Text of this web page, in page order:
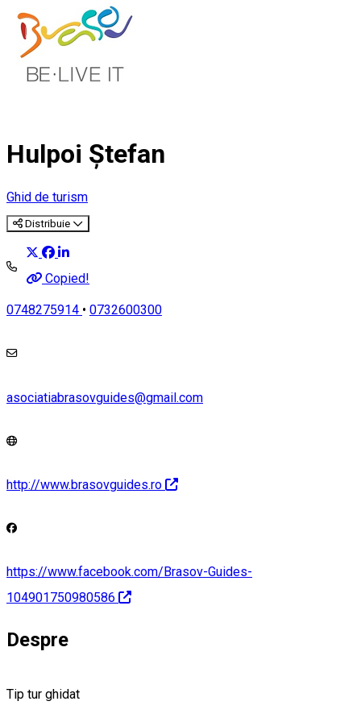
Hulpoi Ștefan
Ghid de turism
Distribuie
Copied!
0748275914 • 0732600300
asociatiabrasovguides@gmail.com
http://www.brasovguides.ro
https://www.facebook.com/Brasov-Guides-
104901750980586
Despre
Tip tur ghidat